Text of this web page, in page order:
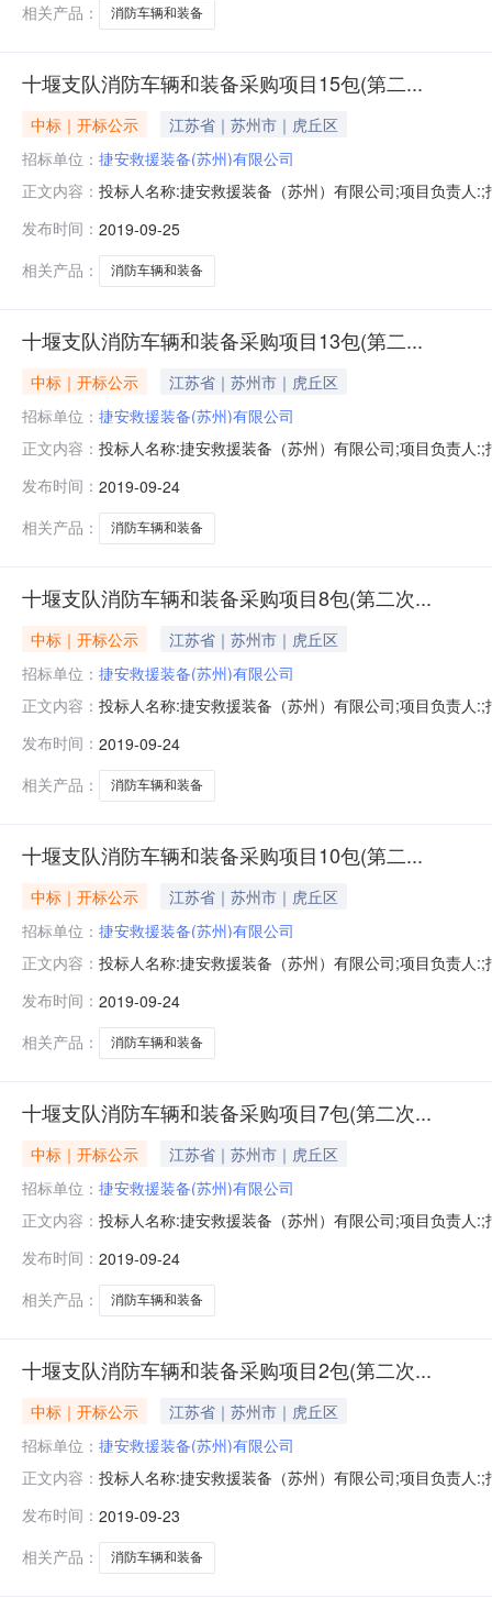
相关产品：
消防车辆和装备
十堰支队消防车辆和装备采购项目15包(第二...
中标｜开标公示
江苏省｜苏州市｜虎丘区
招标单位： 捷安救援装备(苏州)有限公司
正文内容： 投标人名称:捷安救援装备（苏州）有限公司;项目负责人
历天;质量要求:;保证金金额:0.00元,投标文件递交时间:未
发布时间： 2019-09-25
相关产品：
消防车辆和装备
十堰支队消防车辆和装备采购项目13包(第二...
中标｜开标公示
江苏省｜苏州市｜虎丘区
招标单位： 捷安救援装备(苏州)有限公司
正文内容： 投标人名称:捷安救援装备（苏州）有限公司;项目负责人
历天;质量要求:;保证金金额:0.00元,投标文件递交时间:未
发布时间： 2019-09-24
相关产品：
消防车辆和装备
十堰支队消防车辆和装备采购项目8包(第二次...
中标｜开标公示
江苏省｜苏州市｜虎丘区
招标单位： 捷安救援装备(苏州)有限公司
正文内容： 投标人名称:捷安救援装备（苏州）有限公司;项目负责人
历天;质量要求:;保证金金额:0.00元,投标文件递交时间:未
发布时间： 2019-09-24
相关产品：
消防车辆和装备
十堰支队消防车辆和装备采购项目10包(第二...
中标｜开标公示
江苏省｜苏州市｜虎丘区
招标单位： 捷安救援装备(苏州)有限公司
正文内容： 投标人名称:捷安救援装备（苏州）有限公司;项目负责人
历天;质量要求:;保证金金额:0.00元,投标文件递交时间:未
发布时间： 2019-09-24
相关产品：
消防车辆和装备
十堰支队消防车辆和装备采购项目7包(第二次...
中标｜开标公示
江苏省｜苏州市｜虎丘区
招标单位： 捷安救援装备(苏州)有限公司
正文内容： 投标人名称:捷安救援装备（苏州）有限公司;项目负责人
历天;质量要求:;保证金金额:0.00元,投标文件递交时间:未
发布时间： 2019-09-24
相关产品：
消防车辆和装备
十堰支队消防车辆和装备采购项目2包(第二次...
中标｜开标公示
江苏省｜苏州市｜虎丘区
招标单位： 捷安救援装备(苏州)有限公司
正文内容： 投标人名称:捷安救援装备（苏州）有限公司;项目负责人
历天;质量要求:;保证金金额:0.00元,投标文件递交时间:未
发布时间： 2019-09-23
相关产品：
消防车辆和装备